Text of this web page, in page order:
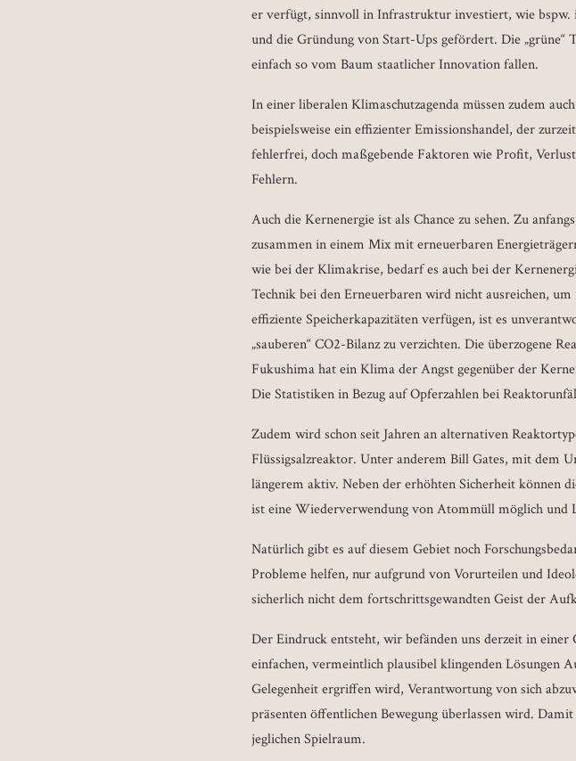
er verfügt, sinnvoll in Infrastruktur investiert, wie
und die Gründung von Start-Ups gefördert. Die
einfach so vom Baum staatlicher Innovation fallen.
In einer liberalen Klimaschutzagenda müssen zudem
beispielsweise ein effizienter Emissionshandel, der
fehlerfrei, doch maßgebende Faktoren wie Profit,
Fehlern.
Auch die Kernenergie ist als Chance zu sehen. Zu
zusammen in einem Mix mit erneuerbaren
wie bei der Klimakrise, bedarf es auch bei der
Technik bei den Erneuerbaren wird nicht ausreichen,
effiziente Speicherkapazitäten verfügen, ist es
„sauberen“ CO2-Bilanz zu verzichten. Die überzogene
Fukushima hat ein Klima der Angst gegenüber der
Die Statistiken in Bezug auf Opferzahlen bei
Zudem wird schon seit Jahren an alternativen
Flüssigsalzreaktor. Unter anderem Bill Gates, mit dem
längerem aktiv. Neben der erhöhten Sicherheit können
ist eine Wiederverwendung von Atommüll möglich und
Natürlich gibt es auf diesem Gebiet noch
Probleme helfen, nur aufgrund von Vorurteilen und
sicherlich nicht dem fortschrittsgewandten Geist der
Der Eindruck entsteht, wir befänden uns derzeit in
einfachen, vermeintlich plausibel klingenden Lösungen
Gelegenheit ergriffen wird, Verantwortung von sich
präsenten öffentlichen Bewegung überlassen wird.
jeglichen Spielraum.